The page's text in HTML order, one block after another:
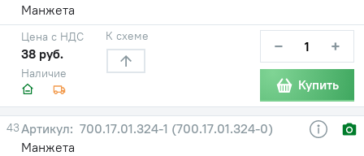
Манжета
Наличие
Цена с НДС
38 руб.
К схеме − +
Купить
43
700.17.01.324-1 (700.17.01.324-0)
Манжета